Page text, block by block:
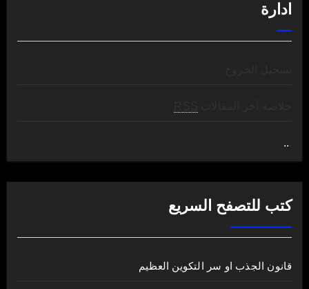
ادارة
..
كتب للتصفح السريع
قانون الجذب او سر التكوين العظيم